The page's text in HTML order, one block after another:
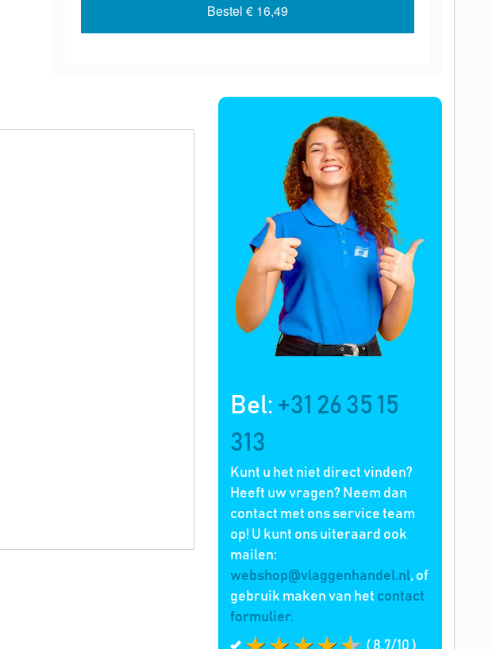
Bestel € 16,49
Bel: +31 26 35 15
313
Kunt u het niet direct vinden?
Heeft uw vragen? Neem dan
contact met ons service team
op! U kunt ons uiteraard ook
mailen:
webshop@vlaggenhandel.nl, of
gebruik maken van het contact
formulier.